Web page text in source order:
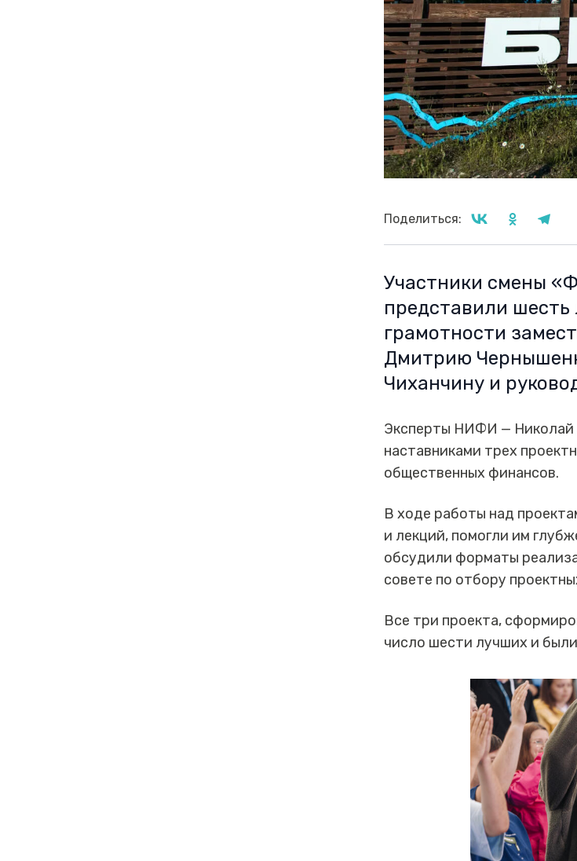
Поделиться:
Участники смены
представили
грамотности
Дмитрию
Чиханчину и
Эксперты НИФИ — Николай
наставниками трех
общественных финансов.
В ходе работы над
и лекций, помогли им
обсудили форматы
совете по отбору
Все три проекта,
число шести лучших и